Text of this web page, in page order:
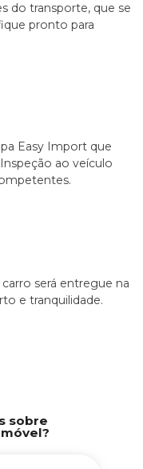
do transporte, que se
pronto para
Easy Import que
ao veículo
será entregue na
e tranquilidade.
sobre